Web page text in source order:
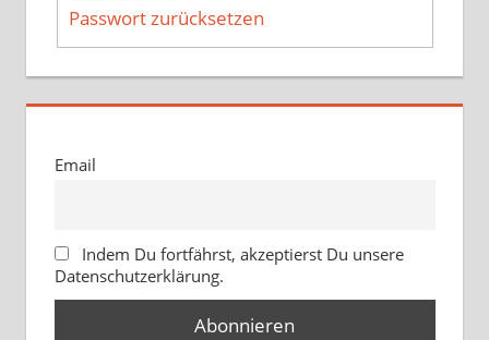
Passwort zurücksetzen
Email
Indem Du fortfährst, akzeptierst Du unsere
Datenschutzerklärung.